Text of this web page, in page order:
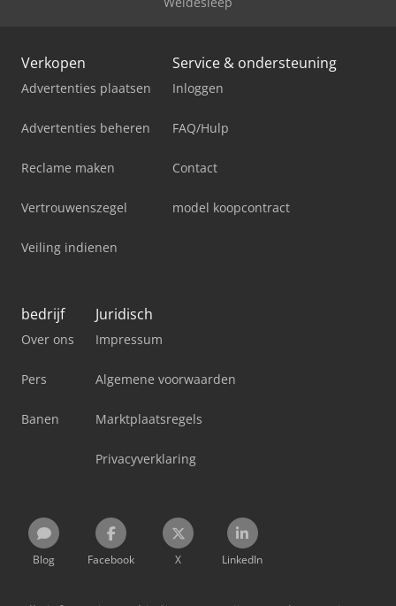
Verkopen
Advertenties plaatsen
Advertenties beheren
Reclame maken
Vertrouwenszegel
Veiling indienen
Service & ondersteuning
Inloggen
FAQ/Hulp
Contact
model koopcontract
bedrijf
Over ons
Pers
Banen
Juridisch
Impressum
Algemene voorwaarden
Marktplaatsregels
Privacyverklaring
Blog Facebook X LinkedIn